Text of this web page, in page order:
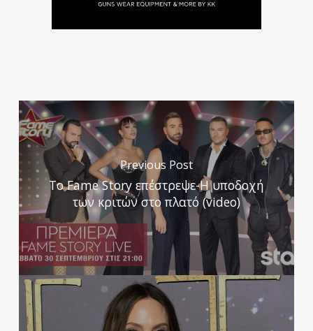
Previous Post
To Fame Story επέστρεψε-Η υποδοχή
των κριτών στο πλατό (video)